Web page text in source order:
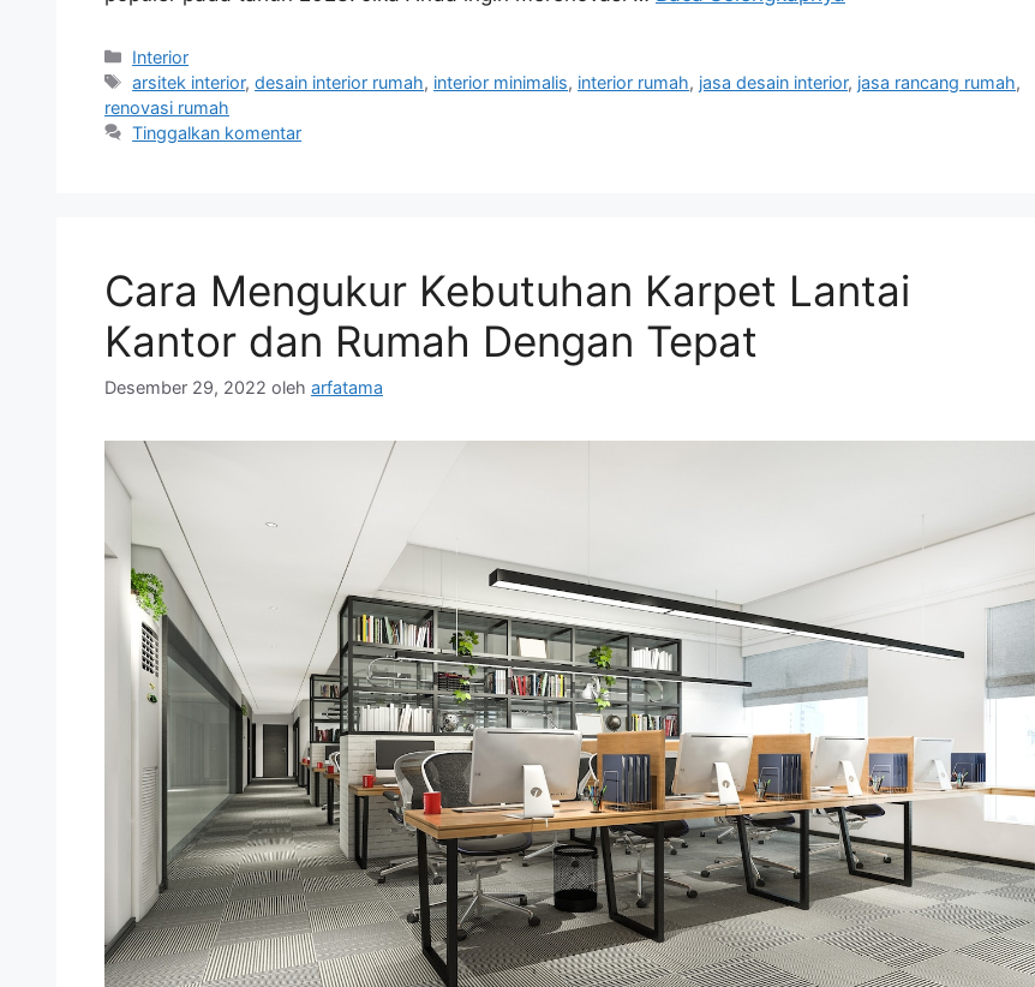
Kategori
Interior
Tag
arsitek interior,desain interior rumah, interior minimalis, interior rumah, jasa desain interior, jasa rancang rumah,
renovasi rumah
Tinggalkan komentar
Cara Mengukur Kebutuhan Karpet Lantai
Kantor dan Rumah Dengan Tepat
Desember 29, 2022 oleh arfatama